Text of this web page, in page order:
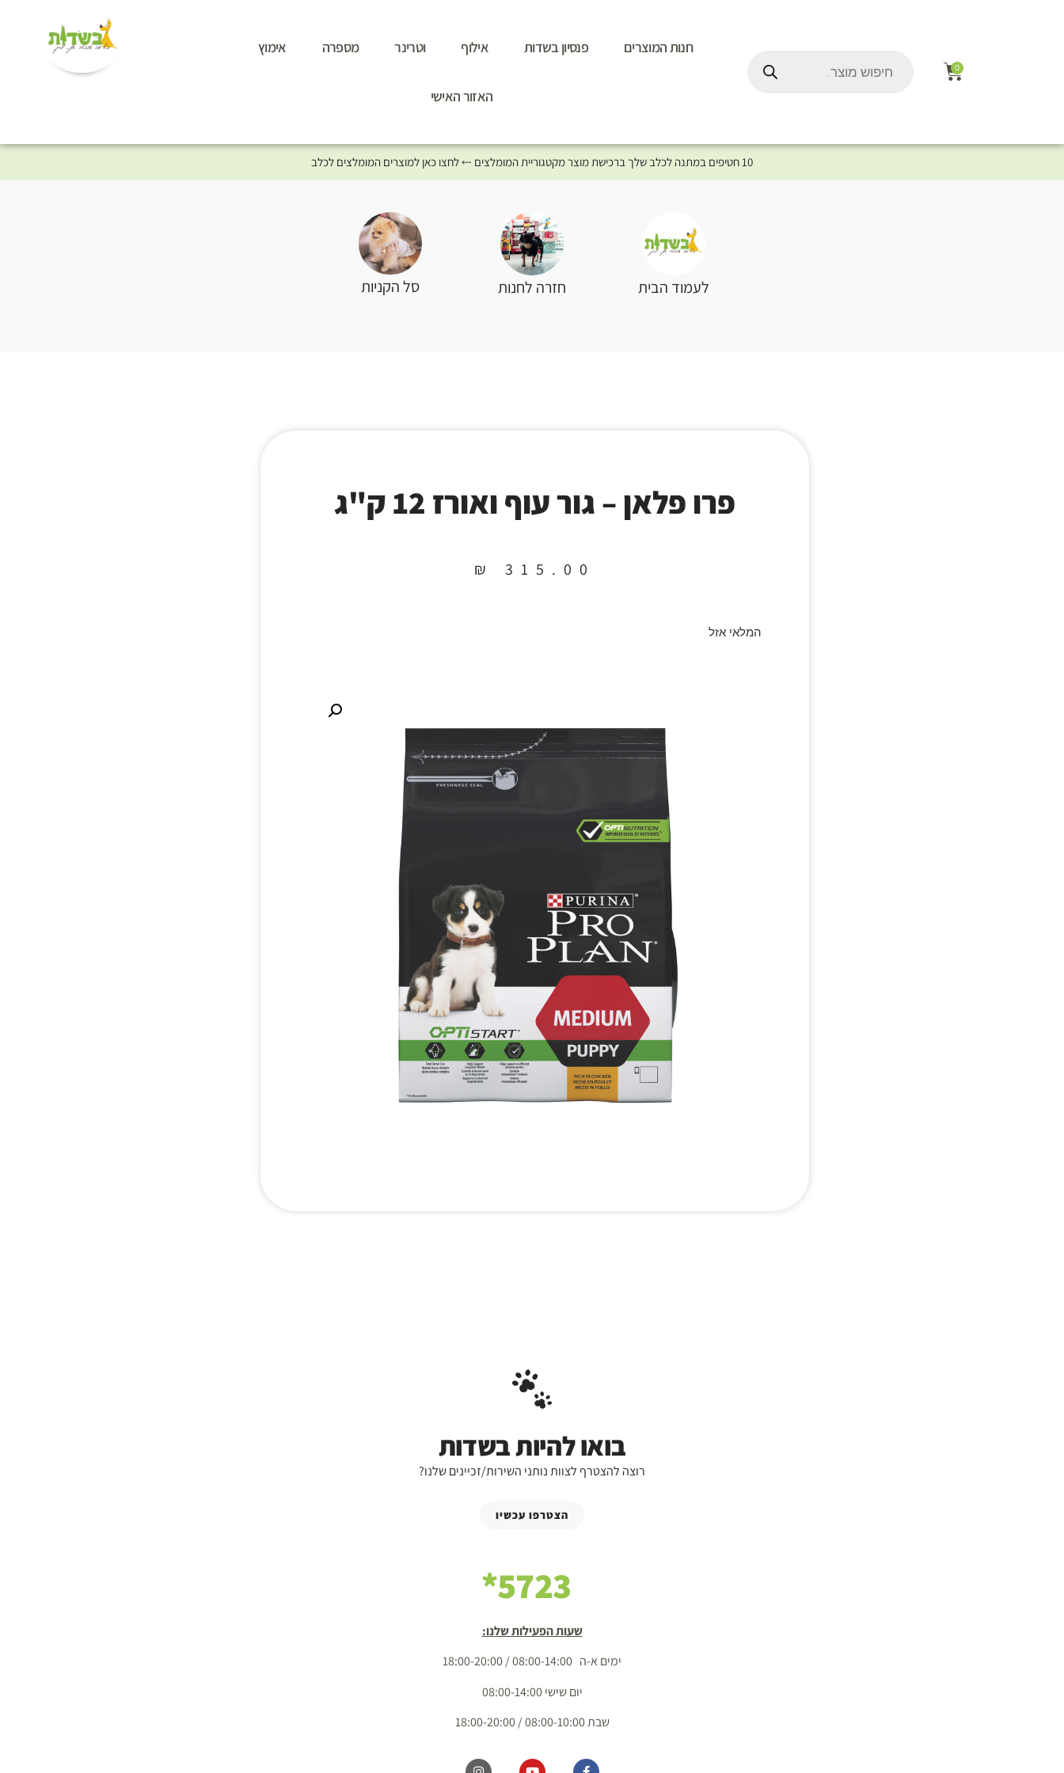
0
חנות המוצרים פנסיון בשדות אילוף וטרינר מספרה אימוץ
האזור האישי
10 חטיפים במתנה לכלב שלך ברכישת מוצר מקטגוריית המומלצים ⤎ לחצו כאן למוצרים המומלצים לכלב
לעמוד הבית חזרה לחנות סל הקניות
פרו פלאן – גור עוף ואורז 12 ק"ג
₪ 315.00
המלאי אזל
בואו להיות בשדות
רוצה להצטרף לצוות נותני השירות/זכיינים שלנו?
הצטרפו עכשיו
5723*
שעות הפעילות שלנו:
ימים א-ה 08:00-14:00 / 18:00-20:00
יום שישי 08:00-14:00
שבת 08:00-10:00 / 18:00-20:00